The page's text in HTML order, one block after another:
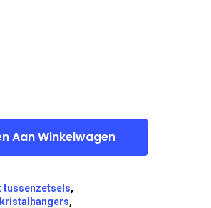
Aan Winkelwagen
tussenzetsels,
,